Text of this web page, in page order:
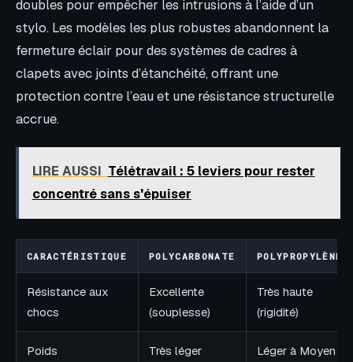
doubles pour empêcher les intrusions à l’aide d’un
stylo. Les modèles les plus robustes abandonnent la
fermeture éclair pour des systèmes de cadres à
clapets avec joints d’étanchéité, offrant une
protection contre l’eau et une résistance structurelle
accrue.
LIRE AUSSI Télétravail : 5 leviers pour rester
concentré sans s'épuiser
CARACTÉRISTIQUE POLYCARBONATE POLYPROPYLÈNE
Résistance aux
chocs
Excellente
(souplesse)
Très haute
(rigidité)
Poids Très léger Léger à Moyen